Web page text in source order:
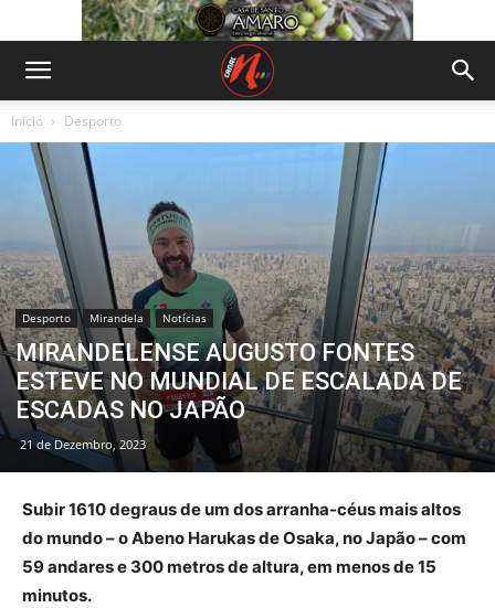
Início Desporto
Desporto Mirandela Notícias
MIRANDELENSE AUGUSTO FONTES
ESTEVE NO MUNDIAL DE ESCALADA DE
ESCADAS NO JAPÃO
21 de Dezembro, 2023
Subir 1610 degraus de um dos arranha-céus mais altos
do mundo – o Abeno Harukas de Osaka, no Japão – com
59 andares e 300 metros de altura, em menos de 15
minutos.